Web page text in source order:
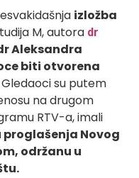
izložba
M, autora dr
Aleksandra
biti otvorena
Gledaoci su putem
na drugom
RTV-a, imali
proglašenja Novog
održanu u